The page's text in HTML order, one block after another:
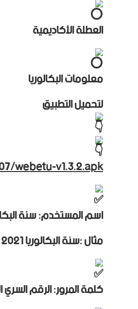
العطلة الأكاديمية
معلومات البكالوريا
لتحميل التطبيق
webetu-v1.3.2.apk
اسم المستخدم: سنة
مثال :سنة البكالوريا 2021 و رقم التسجيل 35011111 يصبح اسم المستخدم “202135011111”
كلمة المرور: الرقم